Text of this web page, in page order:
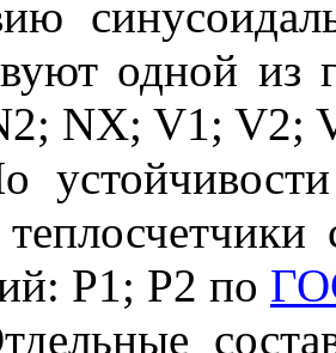
одной
NX; V1; V2;
P1; P2 по